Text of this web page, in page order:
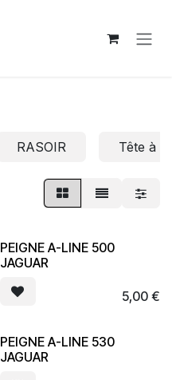
RASOIR Tête à
PEIGNE A-LINE 500
JAGUAR
5,00€
PEIGNE A-LINE 530
JAGUAR